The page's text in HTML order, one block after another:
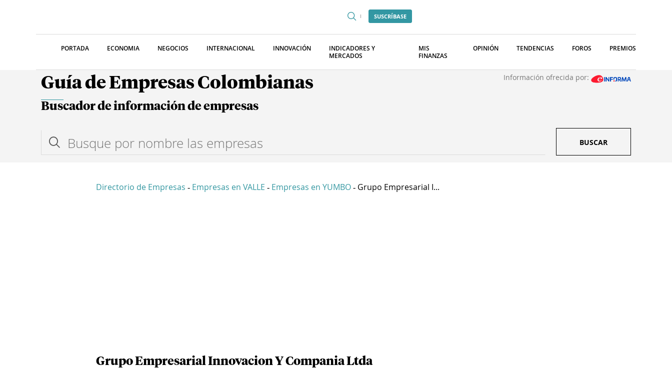
SUSCRÍBASE
PORTADA ECONOMIA NEGOCIOS INTERNACIONAL INNOVACIÓN
INDICADORES Y
MERCADOS
MIS
FINANZAS
OPINIÓN TENDENCIAS FOROS PREMIOS
Guía de Empresas Colombianas Información ofrecida por:
Buscador de información de empresas
BUSCAR
Directorio de Empresas - Empresas en VALLE - Empresas en YUMBO - Grupo Empresarial I...
Grupo Empresarial Innovacion Y Compania Ltda